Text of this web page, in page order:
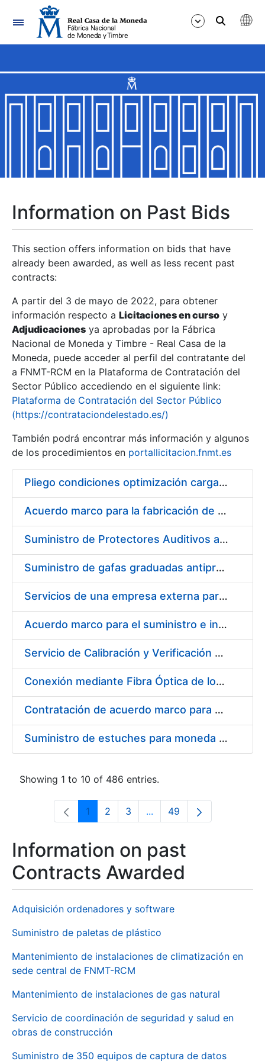
Navigation
Show/Hide
Show/Hide
Show/Hide
Show/Hide
Show/Hide
Show/Hide
Information on Past Bids
This section offers information on bids that have
already been awarded, as well as less recent past
contracts:
A partir del 3 de mayo de 2022, para obtener
información respecto a Licitaciones en curso y
Adjudicaciones ya aprobadas por la Fábrica
Nacional de Moneda y Timbre - Real Casa de la
Moneda, puede acceder al perfil del contratante del
a FNMT-RCM en la Plataforma de Contratación del
Sector Público accediendo en el siguiente link:
Plataforma de Contratación del Sector Público
(https://contrataciondelestado.es/)
También podrá encontrar más información y algunos
de los procedimientos en portallicitacion.fnmt.es
Pliego condiciones optimización cargas compras firmado
Acuerdo marco para la fabricación de piezas
Suministro de Protectores Auditivos a medida para las personas trabajadoras de los Centros de Trabajo de Madrid y Burgos
Suministro de gafas graduadas antiproyecciones para los trabajadores de la FNMT-RCM en los centros de trabajo de Madrid y Burgos
Servicios de una empresa externa para el asesoramiento y resolución de los recursos de alzada que se presentan relacionados con procesos de selección para la FNMT-RCM
Acuerdo marco para el suministro e instalación de persianas, estores y otros complementos
Servicio de Calibración y Verificación Externa de los Equipos de Medición del Servicio de Prevención de la FNMT-RCM
Conexión mediante Fibra Óptica de los Centros de Proceso de Datos (CPDs) de las sedes de la FNMT-RCM de Burgos y Madrid
Contratación de acuerdo marco para el Suministro de Material de Electricidad para la Fábrica Nacional de Moneda y Timbre-Real Casa de la Moneda en su centro de trabajo de Burgos
Suministro de estuches para moneda de 30 €
Showing 1 to 10 of 486 entries.
Page
1 Page
2 Page
3 ...Intermediate Pages Use
Page
49
Information on past
Contracts Awarded
Adquisición ordenadores y software
Suministro de paletas de plástico
Mantenimiento de instalaciones de climatización en
sede central de FNMT-RCM
Mantenimiento de instalaciones de gas natural
Servicio de coordinación de seguridad y salud en
obras de construcción
Suministro de 350 equipos de captura de datos